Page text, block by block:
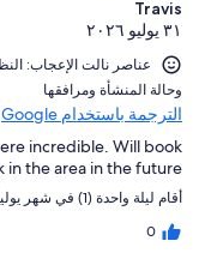
من
تقييمات
النزلاء
Travis
٣١ يوليو ٢٠٢٦
و⁦حالة المنشأة ومرافقها⁩
الترجمة باستخدام Google
incredible. Will book
in the area in the future.
أقام ليلة واحدة (1) في شهر يوليو عام 2026
0